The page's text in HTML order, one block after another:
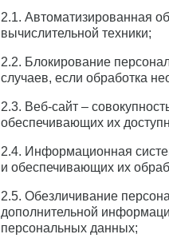
2.1. Автоматизированная
вычислительной техники;
2.2. Блокирование
случаев, если обработка
2.3. Веб-сайт –
обеспечивающих их
2.4. Информационная
и обеспечивающих их
2.5. Обезличивание
дополнительной
персональных данных;